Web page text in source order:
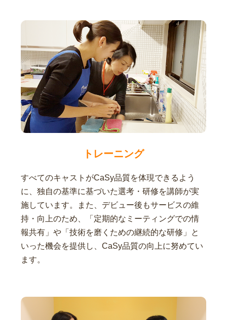
トレーニング
すべてのキャストがCaSy品質を体現できるよう
に、独自の基準に基づいた選考・研修を講師が実
施しています。また、デビュー後もサービスの維
持・向上のため、「定期的なミーティングでの情
報共有」や「技術を磨くための継続的な研修」と
いった機会を提供し、CaSy品質の向上に努めてい
ます。